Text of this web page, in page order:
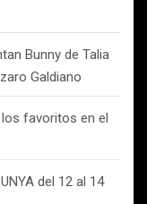
Bunny de Talia
Galdiano
favoritos en el
del 12 al 14